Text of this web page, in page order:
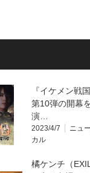
『イケメン戦
第10弾の開幕
演…
2023/4/7 ニュ
カル
橘ケンチ（